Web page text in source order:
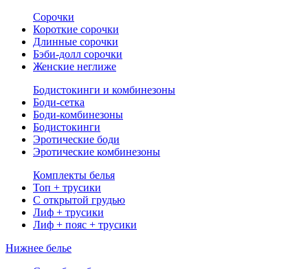
Сорочки
Короткие сорочки
Длинные сорочки
Бэби-долл сорочки
Женские неглиже
Бодистокинги и комбинезоны
Боди-сетка
Боди-комбинезоны
Бодистокинги
Эротические боди
Эротические комбинезоны
Комплекты белья
Топ + трусики
С открытой грудью
Лиф + трусики
Лиф + пояс + трусики
Нижнее белье